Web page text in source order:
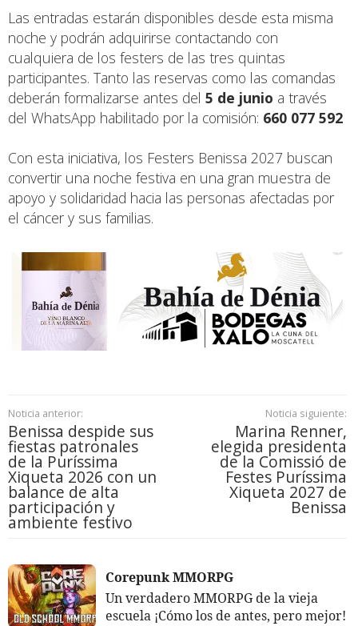
Las entradas estarán disponibles desde esta misma
noche y podrán adquirirse contactando con
cualquiera de los festers de las tres quintas
participantes. Tanto las reservas como las comandas
deberán formalizarse antes del 5 de junio a través
del WhatsApp habilitado por la comisión: 660 077 592
Con esta iniciativa, los Festers Benissa 2027 buscan
convertir una noche festiva en una gran muestra de
apoyo y solidaridad hacia las personas afectadas por
el cáncer y sus familias.
Noticia anterior:
Benissa despide sus
fiestas patronales
de la Puríssima
Xiqueta 2026 con un
balance de alta
participación y
ambiente festivo
Noticia siguiente:
Marina Renner,
elegida presidenta
de la Comissió de
Festes Puríssima
Xiqueta 2027 de
Benissa
Corepunk MMORPG
Un verdadero MMORPG de la vieja
escuela ¡Cómo los de antes, pero mejor!